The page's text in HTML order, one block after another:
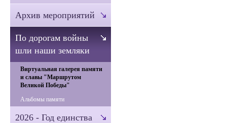
Архив мероприятий
По дорогам войны
шли наши земляки
Виртуальная галерея памяти
и славы "Маршрутом
Великой Победы"
Альбомы памяти
2026 - Год единства